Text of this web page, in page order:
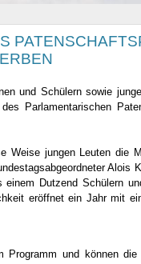
und Schülern sowie
Parlamentarischen
Weise jungen Leuten die
Alois
Dutzend Schülern
eröffnet ein Jahr mit
und können die